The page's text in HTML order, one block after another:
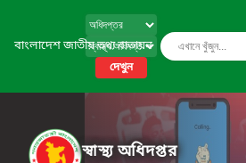
বাংলাদেশ জাতীয় তথ্য বাতায়ন
দেখুন
স্বাস্থ্য অধিদপ্তর